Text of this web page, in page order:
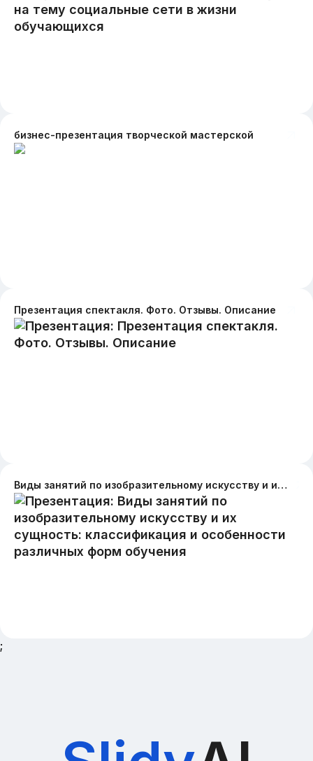
бизнес-презентация творческой мастерской
Презентация спектакля. Фото. Отзывы. Описание
Виды занятий по изобразительному искусству и их сущность: классификация и особенности различных форм обучения
;